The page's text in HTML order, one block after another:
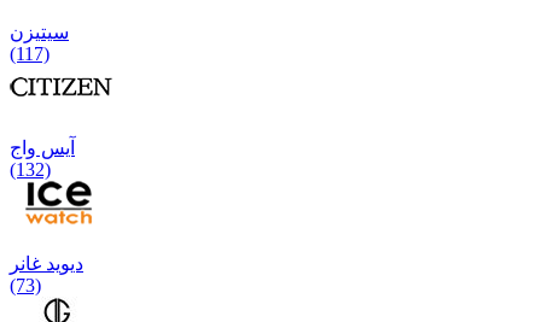
سیتیزن
(117)
آیس واج
(132)
دیوید غانر
(73)